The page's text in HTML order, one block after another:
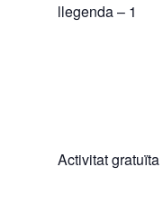
llegenda – 1
Activitat gratuïta